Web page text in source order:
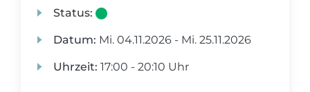
Status:
Datum: Mi. 04.11.2026 - Mi. 25.11.2026
Uhrzeit: 17:00 - 20:10 Uhr